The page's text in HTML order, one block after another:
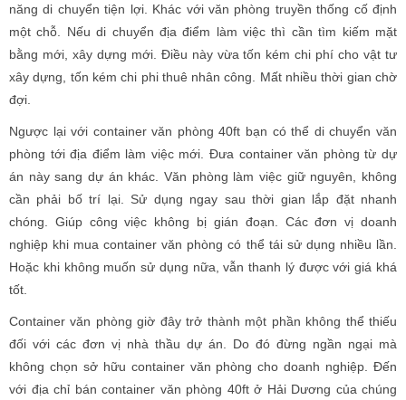
năng di chuyển tiện lợi. Khác với văn phòng truyền thống cố định
một chỗ. Nếu di chuyển địa điểm làm việc thì cần tìm kiếm mặt
bằng mới, xây dựng mới. Điều này vừa tốn kém chi phí cho vật tư
xây dựng, tốn kém chi phi thuê nhân công. Mất nhiều thời gian chờ
đợi.
Ngược lại với container văn phòng 40ft bạn có thể di chuyển văn
phòng tới địa điểm làm việc mới. Đưa container văn phòng từ dự
án này sang dự án khác. Văn phòng làm việc giữ nguyên, không
cần phải bố trí lại. Sử dụng ngay sau thời gian lắp đặt nhanh
chóng. Giúp công việc không bị gián đoạn. Các đơn vị doanh
nghiệp khi mua container văn phòng có thể tái sử dụng nhiều lần.
Hoặc khi không muốn sử dụng nữa, vẫn thanh lý được với giá khá
tốt.
Container văn phòng giờ đây trở thành một phần không thể thiếu
đối với các đơn vị nhà thầu dự án. Do đó đừng ngần ngại mà
không chọn sở hữu container văn phòng cho doanh nghiệp. Đến
với địa chỉ bán container văn phòng 40ft ở Hải Dương của chúng